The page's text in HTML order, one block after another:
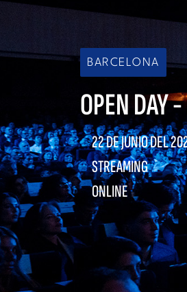
BARCELONA
OPEN DAY
22 DE JUNIO DEL
STREAMING
ONLINE